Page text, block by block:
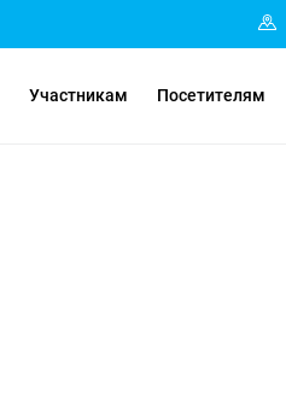
Участникам Посетителям